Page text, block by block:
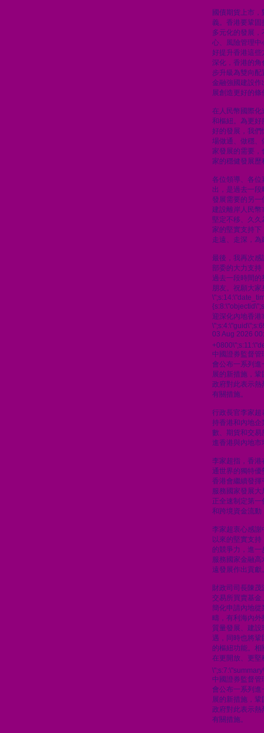
國債期貨上市
義。香港要鞏固
多元化的發展
心、風險管理中
好提升香港這些
深化，香港的角
步升級為雙向配
金融強國建設作
展創造更好的條
在人民幣國際化
和樞紐。為更好
好的發展，我們
場做通、做穩、
家發展的需要，
家的穩健發展歷
各位領導、各位
出，是過去一
發展需要的另一
建設離岸人民幣
堅定不移、久久
家的堅實支持下
走遠、走深，
最後，我再次
部委的大力支持
過去一段時間
朋友。祝願大
迎深化內地香港
03 Aug 2026
中國證券監督管
會公布一系列進
展的新措施，
政府對此表示熱
有關措施。
行政長官李家超
持香港和內地企
數、期貨和交
進香港與內地市
李家超指，香港
通世界的獨特優
香港會繼續發揮
服務國家發展
正全速制定第
和跨境資金流動
李家超衷心感謝
以來的堅實支
的競爭力，進
服務國家金融
遠發展作出貢獻
財政司司長陳
交易所買賣基金
簡化申請內地
疇，有利海內外
質量發展、建
遇，同時也將
的樞紐功能。
在更開放、更堅
中國證券監督管
會公布一系列進
展的新措施，
政府對此表示熱
有關措施。